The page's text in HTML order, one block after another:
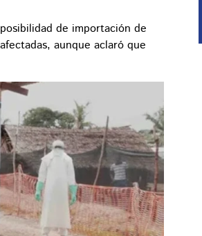
de importación de
aunque aclaró que